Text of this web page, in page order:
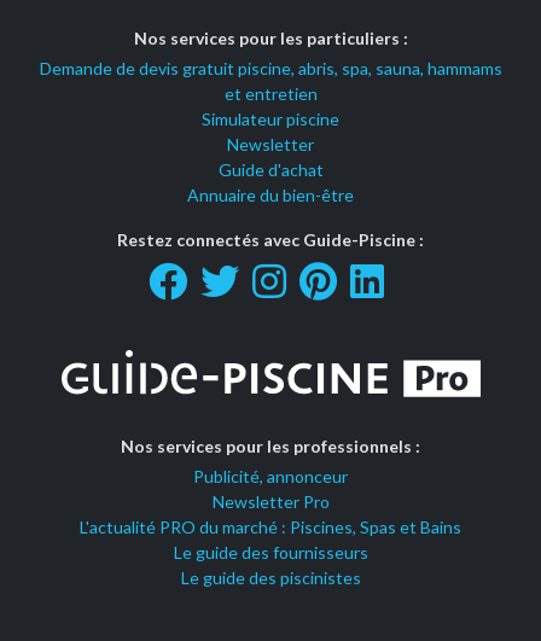
Nos services pour les particuliers :
Demande de devis gratuit piscine, abris, spa, sauna, hammams
et entretien
Simulateur piscine
Newsletter
Guide d'achat
Annuaire du bien-être
Restez connectés avec Guide-Piscine :
Nos services pour les professionnels :
Publicité, annonceur
Newsletter Pro
L'actualité PRO du marché : Piscines, Spas et Bains
Le guide des fournisseurs
Le guide des piscinistes